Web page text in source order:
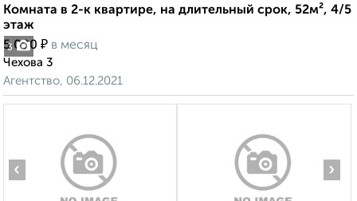
3
Комната в 2-к квартире, на длительный срок, 52м², 4/5
этаж
5 000 ₽ в месяц
Чехова 3
Агентство, 06.12.2021
‹ ›